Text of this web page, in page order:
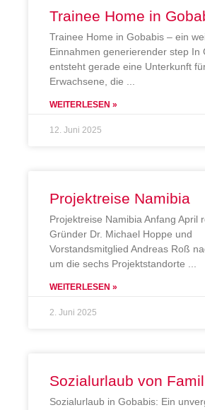
Trainee Home in
Trainee Home in Gobabis – ein
Einnahmen generierender step In
entsteht gerade eine Unterkunft
Erwachsene, die
WEITERLESEN »
12. Juni 2025
Projektreise Namibia
Projektreise Namibia Anfang April
Gründer Dr. Michael Hoppe und
Vorstandsmitglied Andreas Roß
um die sechs Projektstandorte
WEITERLESEN »
2. Juni 2025
Sozialurlaub von
Sozialurlaub in Gobabis: Ein